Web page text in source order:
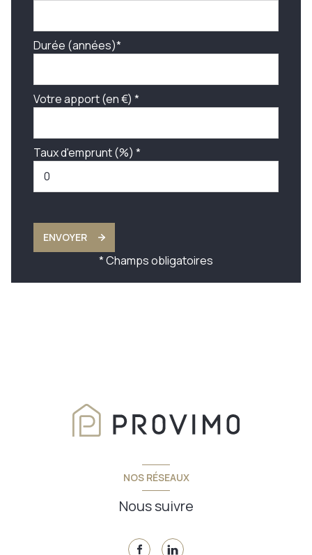
Durée (années)*
Votre apport (en €) *
Taux d'emprunt (%) *
ENVOYER
* Champs obligatoires
NOS RÉSEAUX
Nous suivre